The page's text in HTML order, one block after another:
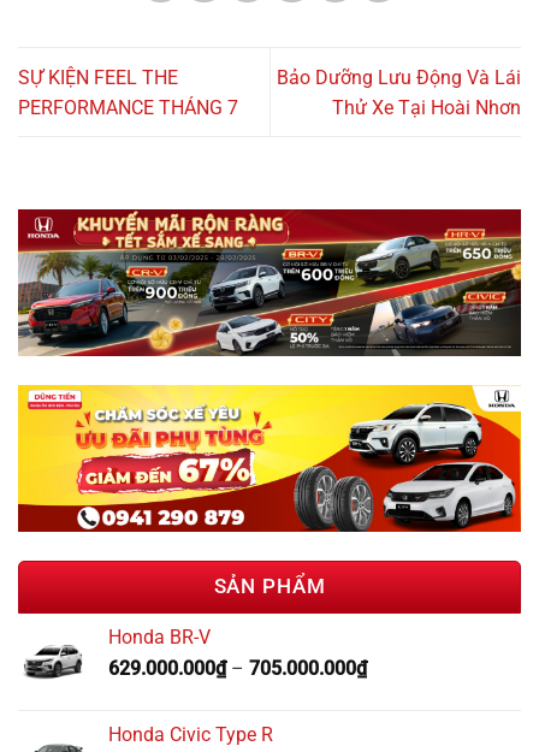
SỰ KIỆN FEEL THE
PERFORMANCE THÁNG 7
Bảo Dưỡng Lưu Động Và Lái
Thử Xe Tại Hoài Nhơn
SẢN PHẨM
Honda BR-V
629.000.000₫– 705.000.000₫
Honda Civic Type R